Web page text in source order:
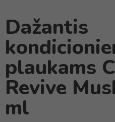
Dažantis
plaukams
Revive
ml